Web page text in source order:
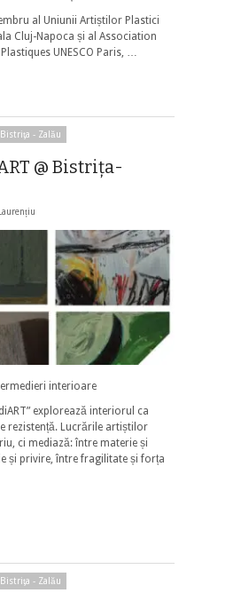
al Uniunii Artiștilor Plastici
Cluj-Napoca și al Association
UNESCO Paris, …
- Zalău
@ Bistriţa-
interioare
explorează interiorul ca
rezistență. Lucrările artiștilor
ci mediază: între materie și
și privire, între fragilitate și forța
- Zalău